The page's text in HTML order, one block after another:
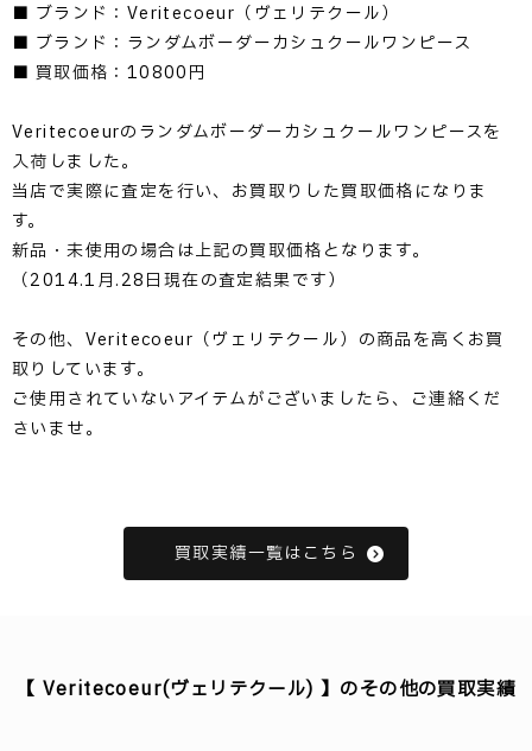
■ ブランド：Veritecoeur（ヴェリテクール）
■ ブランド：ランダムボーダーカシュクールワンピース
■ 買取価格：10800円
Veritecoeurのランダムボーダーカシュクールワンピースを
入荷しました。
当店で実際に査定を行い、お買取りした買取価格になりま
す。
新品・未使用の場合は上記の買取価格となります。
（2014.1月.28日現在の査定結果です）
その他、Veritecoeur（ヴェリテクール）の商品を高くお買
取りしています。
ご使用されていないアイテムがございましたら、ご連絡くだ
さいませ。
買取実績一覧はこちら
【 Veritecoeur(ヴェリテクール) 】のその他の買取実績